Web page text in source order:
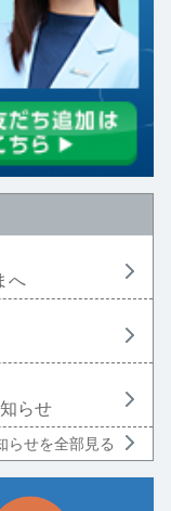
へ
らせ
らせを全部見る